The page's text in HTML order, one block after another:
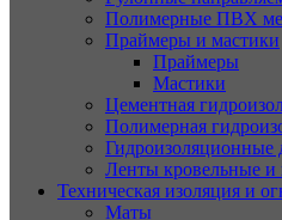
Полимерные ПВХ
Праймеры и мастики
Праймеры
Мастики
Цементная
Полимерная
Гидроизоляционные
Ленты кровельные и
Техническая изоляция и
Маты